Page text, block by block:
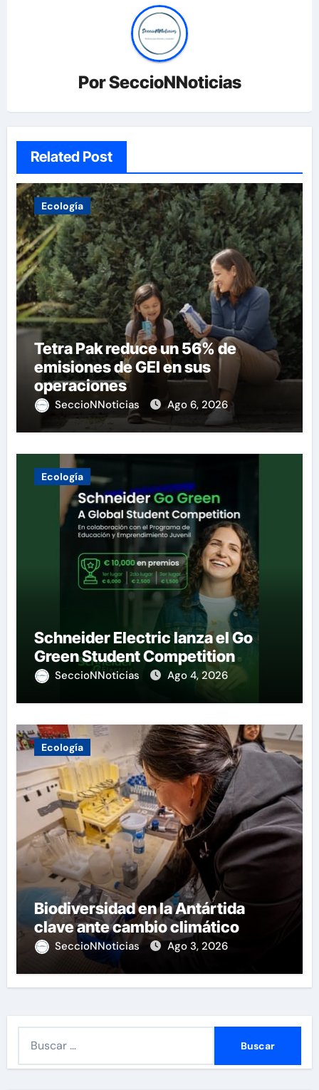
PorSeccioNNoticias
Related Post
Ecología
Tetra Pak reduce un 56% de
emisiones de GEI en sus
operaciones
SeccioNNoticias Ago 6, 2026
Ecología
Schneider Electric lanza el Go
Green Student Competition
SeccioNNoticias Ago 4, 2026
Ecología
Biodiversidad en la Antártida
clave ante cambio climático
SeccioNNoticias Ago 3, 2026